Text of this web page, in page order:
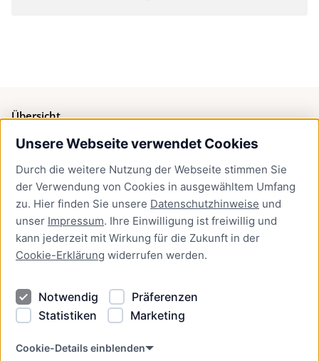
Unsere Webseite verwendet Cookies
Durch die weitere Nutzung der Webseite stimmen Sie
der Verwendung von Cookies in ausgewähltem Umfang
zu. Hier finden Sie unsere Datenschutzhinweise und
unser Impressum. Ihre Einwilligung ist freiwillig und
kann jederzeit mit Wirkung für die Zukunft in der
Cookie-Erklärung widerrufen werden.
Notwendig
Präferenzen
Statistiken
Marketing
Cookie-Details einblenden
Übersicht
Bürgerservice
Presse
Newsletter Lübeck:kompakt
Kontakt
Kontakt
Datenschutzhinweise
Barrierefreiheit
Cookie Erklärung